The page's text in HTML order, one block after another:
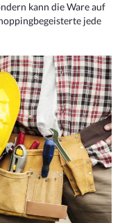
kann die Ware auf
jede